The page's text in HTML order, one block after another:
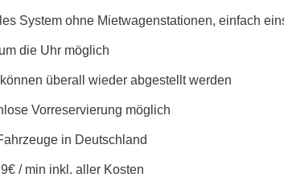
System ohne Mietwagenstationen, einfach
die Uhr möglich
überall wieder abgestellt werden
Vorreservierung möglich
in Deutschland
/ min inkl. aller Kosten